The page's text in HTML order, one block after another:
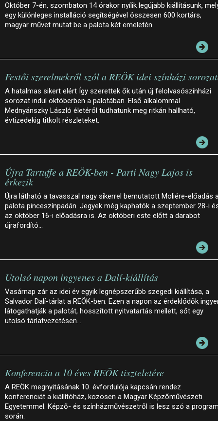
Október 7-én, szombaton 14 órakor nyílik legújabb kiállításunk,
egy különleges installáció segítségével összesen 600 kortárs,
magyar művet mutat be a palota két emeletén.
Festői szerelmekről szól a REÖK idei színházi
A hatalmas sikert elért Így szerettek ők után új felolvasószínházi
sorozat indul októberben a palotában. Első alkalommal
Mednyánszky László életéről tudhatunk meg ritkán hallható,
évtizedekig titkolt részleteket.
Újra Tartuffe a REÖK-ben - Parti Nagy Lajos is
érkezik
Újra látható a tavasszal nagy sikerrel bemutatott Moliére-előadás
palota pinceszínpadán. Jegyek még kaphatók a szeptember 28-i
az október 16-i előadásra is. Az októberi este előtt a darabot
újrafordító…
Utolsó napon ingyenes a Dalí-kiállítás
Vasárnap zár az idei év egyik legnépszerűbb szegedi kiállítása, a
Salvador Dalí-tárlat a REÖK-ben. Ezen a napon az érdeklődők
látogathatják a palotát, hosszított nyitvatartás mellett, sőt egy
utolsó tárlatvezetésen…
Konferencia a 10 éves REÖK tiszteletére
A REÖK megnyitásának 10. évfordulója kapcsán rendez
konferenciát a kiállítóház, közösen a Magyar Képzőművészeti
Egyetemmel. Képző- és színházművészetről is lesz szó a
során.